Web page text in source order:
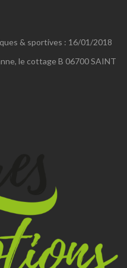
& sportives : 16/01/2018
le cottage B 06700 SAINT